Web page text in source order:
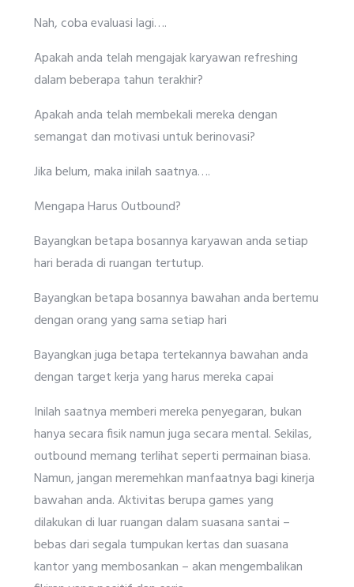
Nah, coba evaluasi lagi….
Apakah anda telah mengajak karyawan refreshing
dalam beberapa tahun terakhir?
Apakah anda telah membekali mereka dengan
semangat dan motivasi untuk berinovasi?
Jika belum, maka inilah saatnya….
Mengapa Harus Outbound?
Bayangkan betapa bosannya karyawan anda setiap
hari berada di ruangan tertutup.
Bayangkan betapa bosannya bawahan anda bertemu
dengan orang yang sama setiap hari
Bayangkan juga betapa tertekannya bawahan anda
dengan target kerja yang harus mereka capai
Inilah saatnya memberi mereka penyegaran, bukan
hanya secara fisik namun juga secara mental. Sekilas,
outbound memang terlihat seperti permainan biasa.
Namun, jangan meremehkan manfaatnya bagi kinerja
bawahan anda. Aktivitas berupa games yang
dilakukan di luar ruangan dalam suasana santai –
bebas dari segala tumpukan kertas dan suasana
kantor yang membosankan – akan mengembalikan